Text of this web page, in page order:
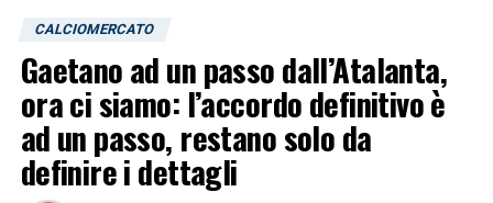
CALCIOMERCATO
Gaetano ad un passo dall’Atalanta,
ora ci siamo: l’accordo definitivo è
ad un passo, restano solo da
definire i dettagli